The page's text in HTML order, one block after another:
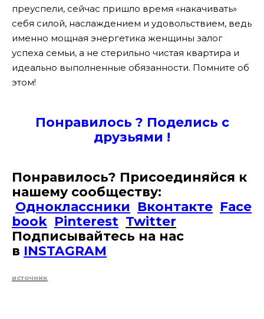
преуспели, сейчас пришло время «накачивать»
себя силой, наслаждением и удовольствием, ведь
именно мощная энергетика женщины залог
успеха семьи, а не стерильно чистая квартира и
идеально выполненные обязанности. Помните об
этом!
Понравилось ? Поделись с
друзьями !
Понравилось? Присоединяйся к
нашему сообществу:
Одноклассники
Вконтакте Face
book Pinterest Twitter
Подписывайтесь на наc
в INSTAGRAM
источник